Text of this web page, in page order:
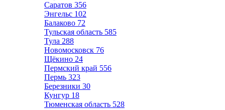
Саратов 356
Энгельс 102
Балаково 72
Тульская область 585
Тула 288
Новомосковск 76
Щёкино 24
Пермский край 556
Пермь 323
Березники 30
Кунгур 18
Тюменская область 528